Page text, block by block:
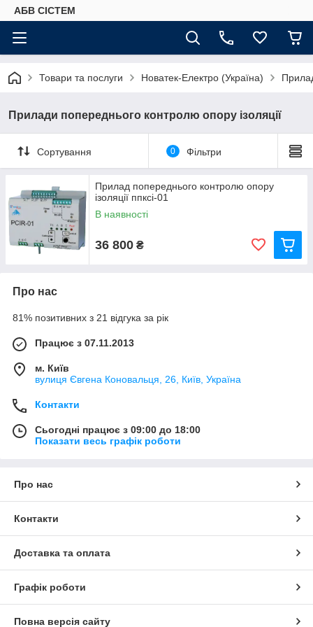
АБВ СІСТЕМ
Товари та послуги Новатек-Електро (Україна)
Прилади попереднього контролю опору ізоляції
Сортування 0 Фільтри
Прилад попереднього контролю опору
ізоляції ппксі-01
В наявності
36 800 ₴
Про нас
81% позитивних з 21 відгука за рік
Працює з 07.11.2013
м. Київ
вулиця Євгена Коновальця, 26, Київ, Україна
Контакти
Сьогодні працює з 09:00 до 18:00
Показати весь графік роботи
Про нас
Контакти
Доставка та оплата
Графік роботи
Повна версія сайту